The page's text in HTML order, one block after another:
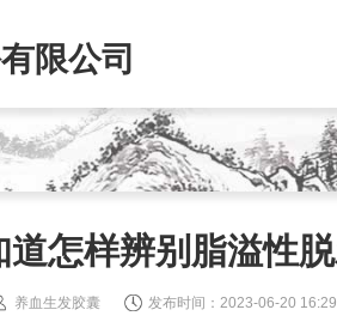
限公司
道怎样辨别脂溢性
养血生发胶囊 发布时间：2023-06-20